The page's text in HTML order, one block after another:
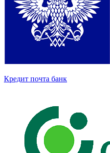
Кредит почта банк